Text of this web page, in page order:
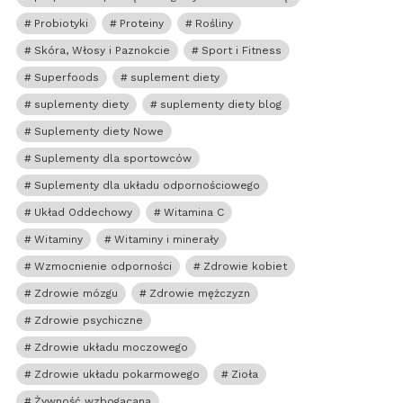
Probiotyki Proteiny Rośliny
Skóra, Włosy i Paznokcie Sport i Fitness
Superfoods suplement diety
suplementy diety suplementy diety blog
Suplementy diety Nowe
Suplementy dla sportowców
Suplementy dla układu odpornościowego
Układ Oddechowy Witamina C
Witaminy Witaminy i minerały
Wzmocnienie odporności Zdrowie kobiet
Zdrowie mózgu Zdrowie mężczyzn
Zdrowie psychiczne
Zdrowie układu moczowego
Zdrowie układu pokarmowego Zioła